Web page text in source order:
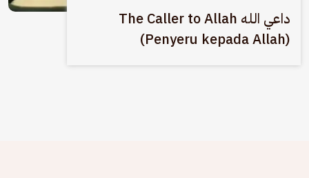
داعي الله The Caller to Allah
(Penyeru kepada Allah)